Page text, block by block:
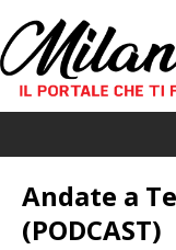
Andate a
(PODCAST)